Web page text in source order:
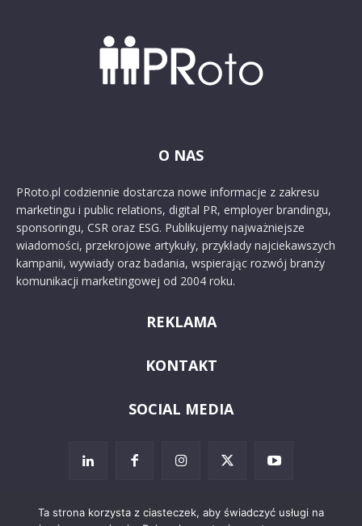
O NAS
PRoto.pl codziennie dostarcza nowe informacje z zakresu
marketingu i public relations, digital PR, employer brandingu,
sponsoringu, CSR oraz ESG. Publikujemy najważniejsze
wiadomości, przekrojowe artykuły, przykłady najciekawszych
kampanii, wywiady oraz badania, wspierając rozwój branży
komunikacji marketingowej od 2004 roku.
REKLAMA
KONTAKT
SOCIAL MEDIA
Ta strona korzysta z ciasteczek, aby świadczyć usługi na